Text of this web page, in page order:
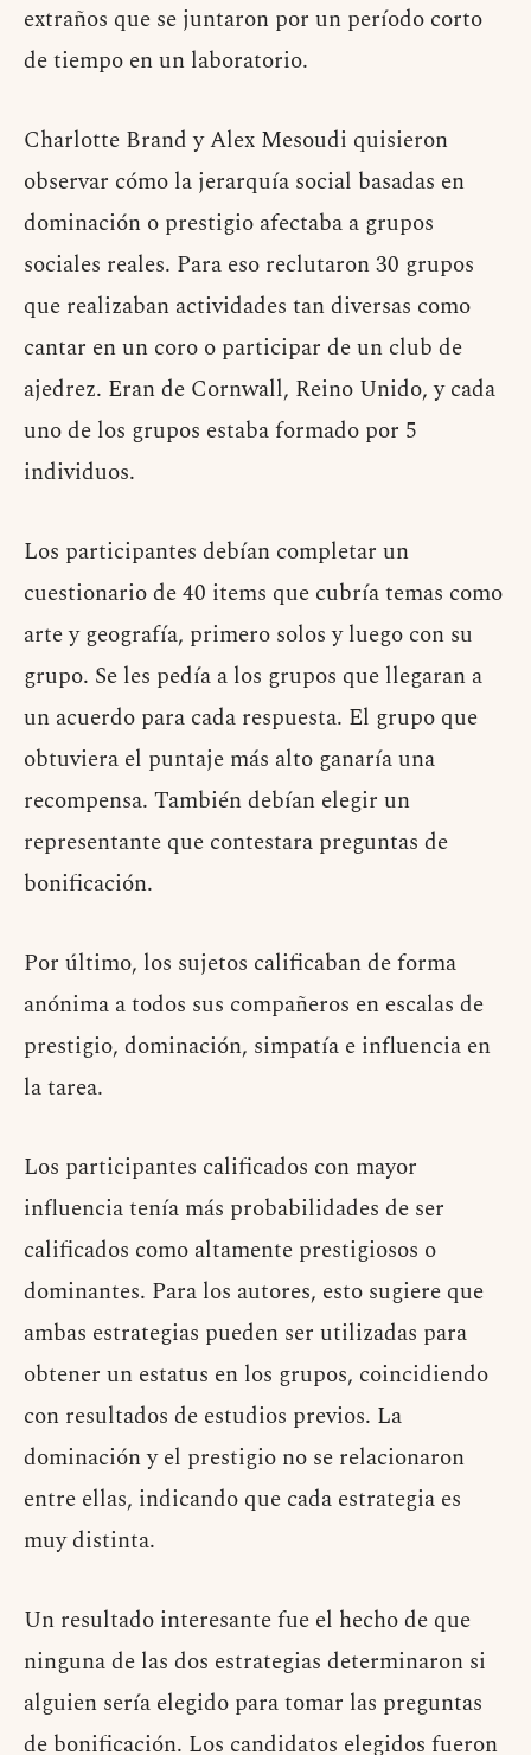
extraños que se juntaron por un período corto
de tiempo en un laboratorio.
Charlotte Brand y Alex Mesoudi quisieron
observar cómo la jerarquía social basadas en
dominación o prestigio afectaba a grupos
sociales reales. Para eso reclutaron 30 grupos
que realizaban actividades tan diversas como
cantar en un coro o participar de un club de
ajedrez. Eran de Cornwall, Reino Unido, y cada
uno de los grupos estaba formado por 5
individuos.
Los participantes debían completar un
cuestionario de 40 items que cubría temas como
arte y geografía, primero solos y luego con su
grupo. Se les pedía a los grupos que llegaran a
un acuerdo para cada respuesta. El grupo que
obtuviera el puntaje más alto ganaría una
recompensa. También debían elegir un
representante que contestara preguntas de
bonificación.
Por último, los sujetos calificaban de forma
anónima a todos sus compañeros en escalas de
prestigio, dominación, simpatía e influencia en
la tarea.
Los participantes calificados con mayor
influencia tenía más probabilidades de ser
calificados como altamente prestigiosos o
dominantes. Para los autores, esto sugiere que
ambas estrategias pueden ser utilizadas para
obtener un estatus en los grupos, coincidiendo
con resultados de estudios previos. La
dominación y el prestigio no se relacionaron
entre ellas, indicando que cada estrategia es
muy distinta.
Un resultado interesante fue el hecho de que
ninguna de las dos estrategias determinaron si
alguien sería elegido para tomar las preguntas
de bonificación. Los candidatos elegidos fueron